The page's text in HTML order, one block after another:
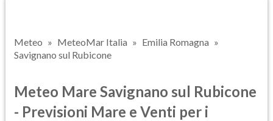
Meteo MeteoMar Italia
Emilia Romagna
Savignano sul Rubicone
Meteo Mare Savignano sul Rubicone
- Previsioni Mare e Venti per i